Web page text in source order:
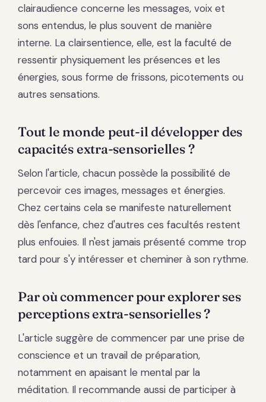
clairaudience concerne les messages, voix et
sons entendus, le plus souvent de manière
interne. La clairsentience, elle, est la faculté de
ressentir physiquement les présences et les
énergies, sous forme de frissons, picotements ou
autres sensations.
Tout le monde peut-il développer des
capacités extra-sensorielles ?
Selon l'article, chacun possède la possibilité de
percevoir ces images, messages et énergies.
Chez certains cela se manifeste naturellement
dès l'enfance, chez d'autres ces facultés restent
plus enfouies. Il n'est jamais présenté comme trop
tard pour s'y intéresser et cheminer à son rythme.
Par où commencer pour explorer ses
perceptions extra-sensorielles ?
L'article suggère de commencer par une prise de
conscience et un travail de préparation,
notamment en apaisant le mental par la
méditation. Il recommande aussi de participer à